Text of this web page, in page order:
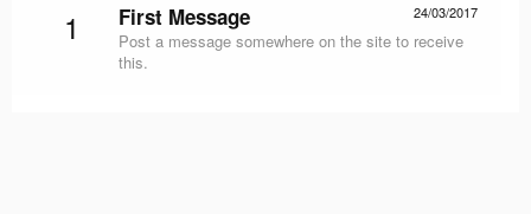
1 24/03/2017
First Message
Post a message somewhere on the site to receive
this.